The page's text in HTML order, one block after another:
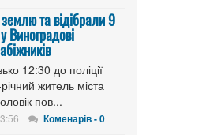
та відібрали 9
Виноградові
12:30 до поліції
житель міста
пов...
Коменарів - 0